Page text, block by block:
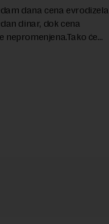
dana cena evrodizela
dinar, dok cena
nepromenjena.Tako će